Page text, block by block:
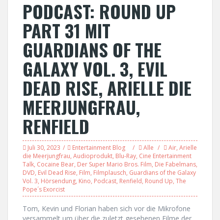
PODCAST: ROUND UP
PART 31 MIT
GUARDIANS OF THE
GALAXY VOL. 3, EVIL
DEAD RISE, ARIELLE DIE
MEERJUNGFRAU,
RENFIELD
Juli 30, 2023 Entertainment Blog Alle Air, Arielle
die Meerjungfrau, Audioprodukt, Blu-Ray, Cine Entertainment
Talk, Cocaine Bear, Der Super Mario Bros. Film, Die Fabelmans,
DVD, Evil Dead Rise, Film, Filmplausch, Guardians of the Galaxy
Vol. 3, Hörsendung, Kino, Podcast, Renfield, Round Up, The
Pope´s Exorcist
Tom, Kevin und Florian haben sich vor die Mikrofone